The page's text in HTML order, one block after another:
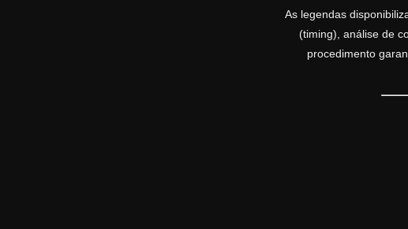
As legendas
(timing), análise de
procedimento